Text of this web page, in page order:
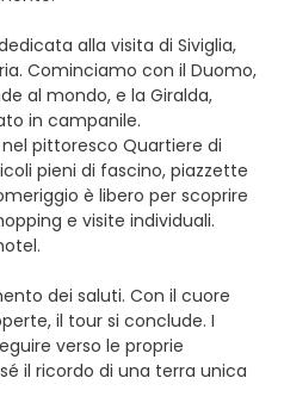
alla visita di Siviglia,
Cominciamo con il Duomo,
al mondo, e la Giralda,
in campanile.
pittoresco Quartiere di
pieni di fascino, piazzette
è libero per scoprire
e visite individuali.
dei saluti. Con il cuore
il tour si conclude. I
verso le proprie
il ricordo di una terra unica